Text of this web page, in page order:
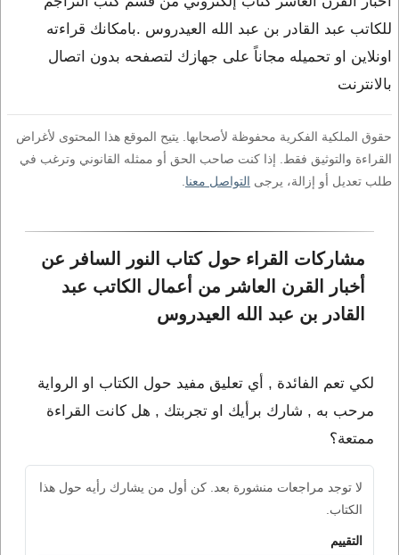
للكاتب عبد القادر بن عبد الله العيدروس .بامكانك قراءته
اونلاين او تحميله مجاناً على جهازك لتصفحه بدون اتصال
بالانترنت
حقوق الملكية الفكرية محفوظة لأصحابها. يتيح الموقع هذا المحتوى لأغراض
القراءة والتوثيق فقط. إذا كنت صاحب الحق أو ممثله القانوني وترغب في
طلب تعديل أو إزالة، يرجى التواصل معنا
مشاركات القراء حول كتاب النور السافر عن
أخبار القرن العاشر من أعمال الكاتب عبد
القادر بن عبد الله العيدروس
لكي تعم الفائدة , أي تعليق مفيد حول الكتاب او الرواية
مرحب به , شارك برأيك او تجربتك , هل كانت القراءة
ممتعة؟
لا توجد مراجعات منشورة بعد. كن أول من يشارك رأيه حول هذا
الكتاب.
التقييم